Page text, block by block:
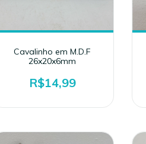
Cavalinho em M.D.F
26x20x6mm
R$14,99